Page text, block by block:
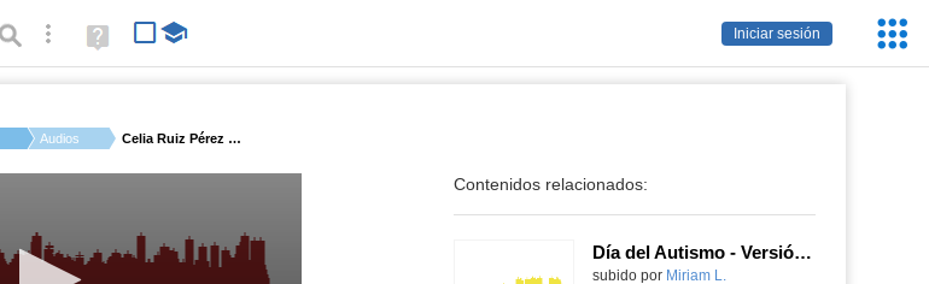
Iniciar sesión
Búsqueda avanzada
Ayuda
(en
Audios Celia Ruiz Pérez Tar...
Contenidos relacionados:
Día del Autismo - Versión Golden Kpop
Contenido educativo.
subido por Miriam L.